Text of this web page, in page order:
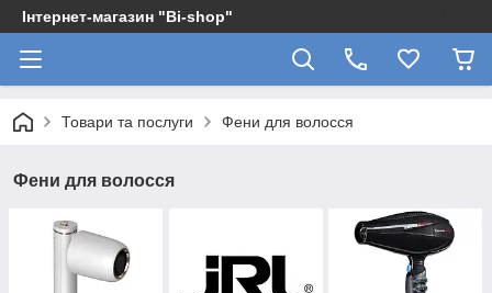
Інтернет-магазин "Bi-shop"
Товари та послуги Фени для волосся
Фени для волосся